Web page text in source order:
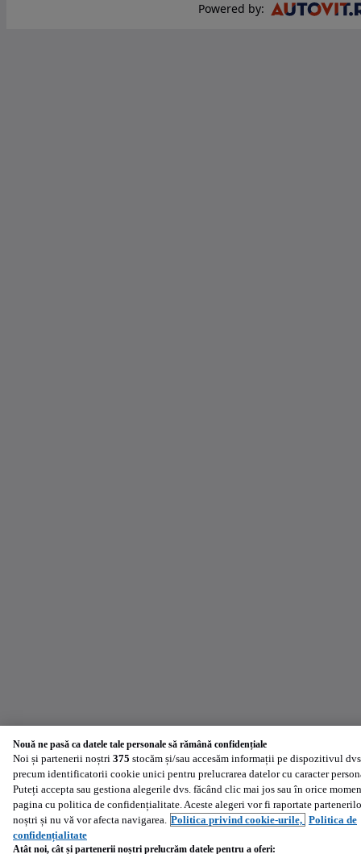
Powered by:
Nouă ne pasă ca datele tale personale să rămână confidențiale
Noi și partenerii noștri 375 stocăm și/sau accesăm informații pe dispozitivul
precum identificatorii cookie unici pentru prelucrarea datelor cu caracter
Puteți accepta sau gestiona alegerile dvs. făcând clic mai jos sau în orice
pagina cu politica de confidențialitate. Aceste alegeri vor fi raportate
noștri și nu vă vor afecta navigarea. Politica privind cookie-urile, Politica de
confidențialitate
Atât noi, cât și partenerii noștri prelucrăm datele pentru a oferi: